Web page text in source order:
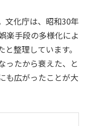
文化庁は、昭和30年
楽手段の多様化によ
整理しています。
ったから衰えた、と
も広がったことが大